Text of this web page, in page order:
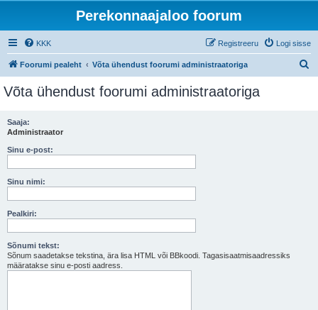
Perekonnaajaloo foorum
KKK Logi sisse
Registreeru
Foorumi pealeht Võta ühendust foorumi administraatoriga
Võta ühendust foorumi administraatoriga
Saaja:
Administraator
Sinu e-post:
Sinu nimi:
Pealkiri:
Sõnumi tekst:
Sõnum saadetakse tekstina, ära lisa HTML või BBkoodi. Tagasisaatmisaadressiks
määratakse sinu e-posti aadress.